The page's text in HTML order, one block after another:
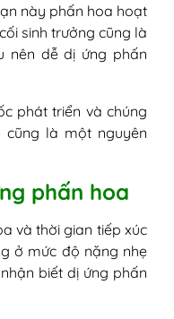
này phấn hoa hoạt
sinh trưởng cũng là
nên dễ dị ứng phấn
phát triển và chúng
là một nguyên
phấn hoa
và thời gian tiếp xúc
ở mức độ nặng nhẹ
biết dị ứng phấn